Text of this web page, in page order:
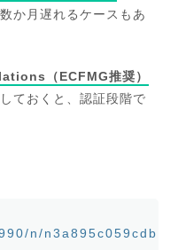
か月遅れるケースもあ
（ECFMG推奨）
ておくと、認証段階で
n/n3a895c059cdb